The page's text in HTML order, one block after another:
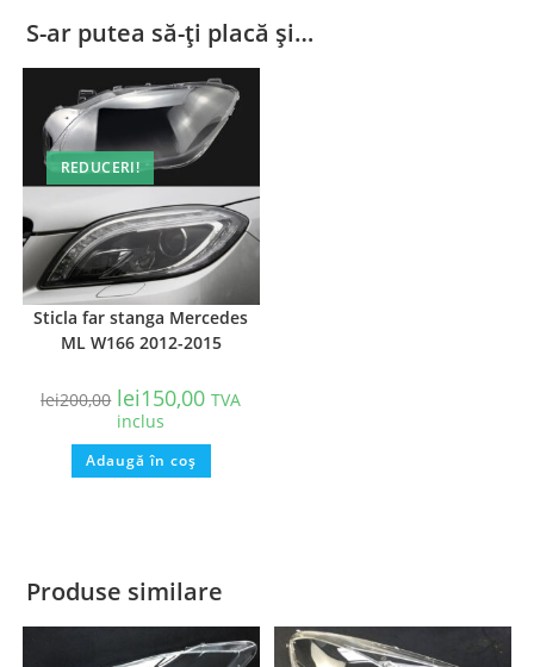
S-ar putea să-ți placă și…
REDUCERI!
Sticla far stanga Mercedes
ML W166 2012-2015
lei200,00 lei150,00 TVA
inclus
Adaugă în coș
Produse similare